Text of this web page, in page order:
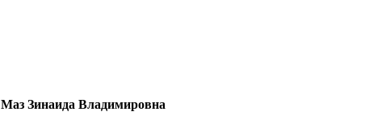
Маз Зинаида Владимировна